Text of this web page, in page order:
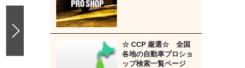
☆ CCP 厳選☆ 全国
各地の自動車プロショ
ップ検索一覧ページ